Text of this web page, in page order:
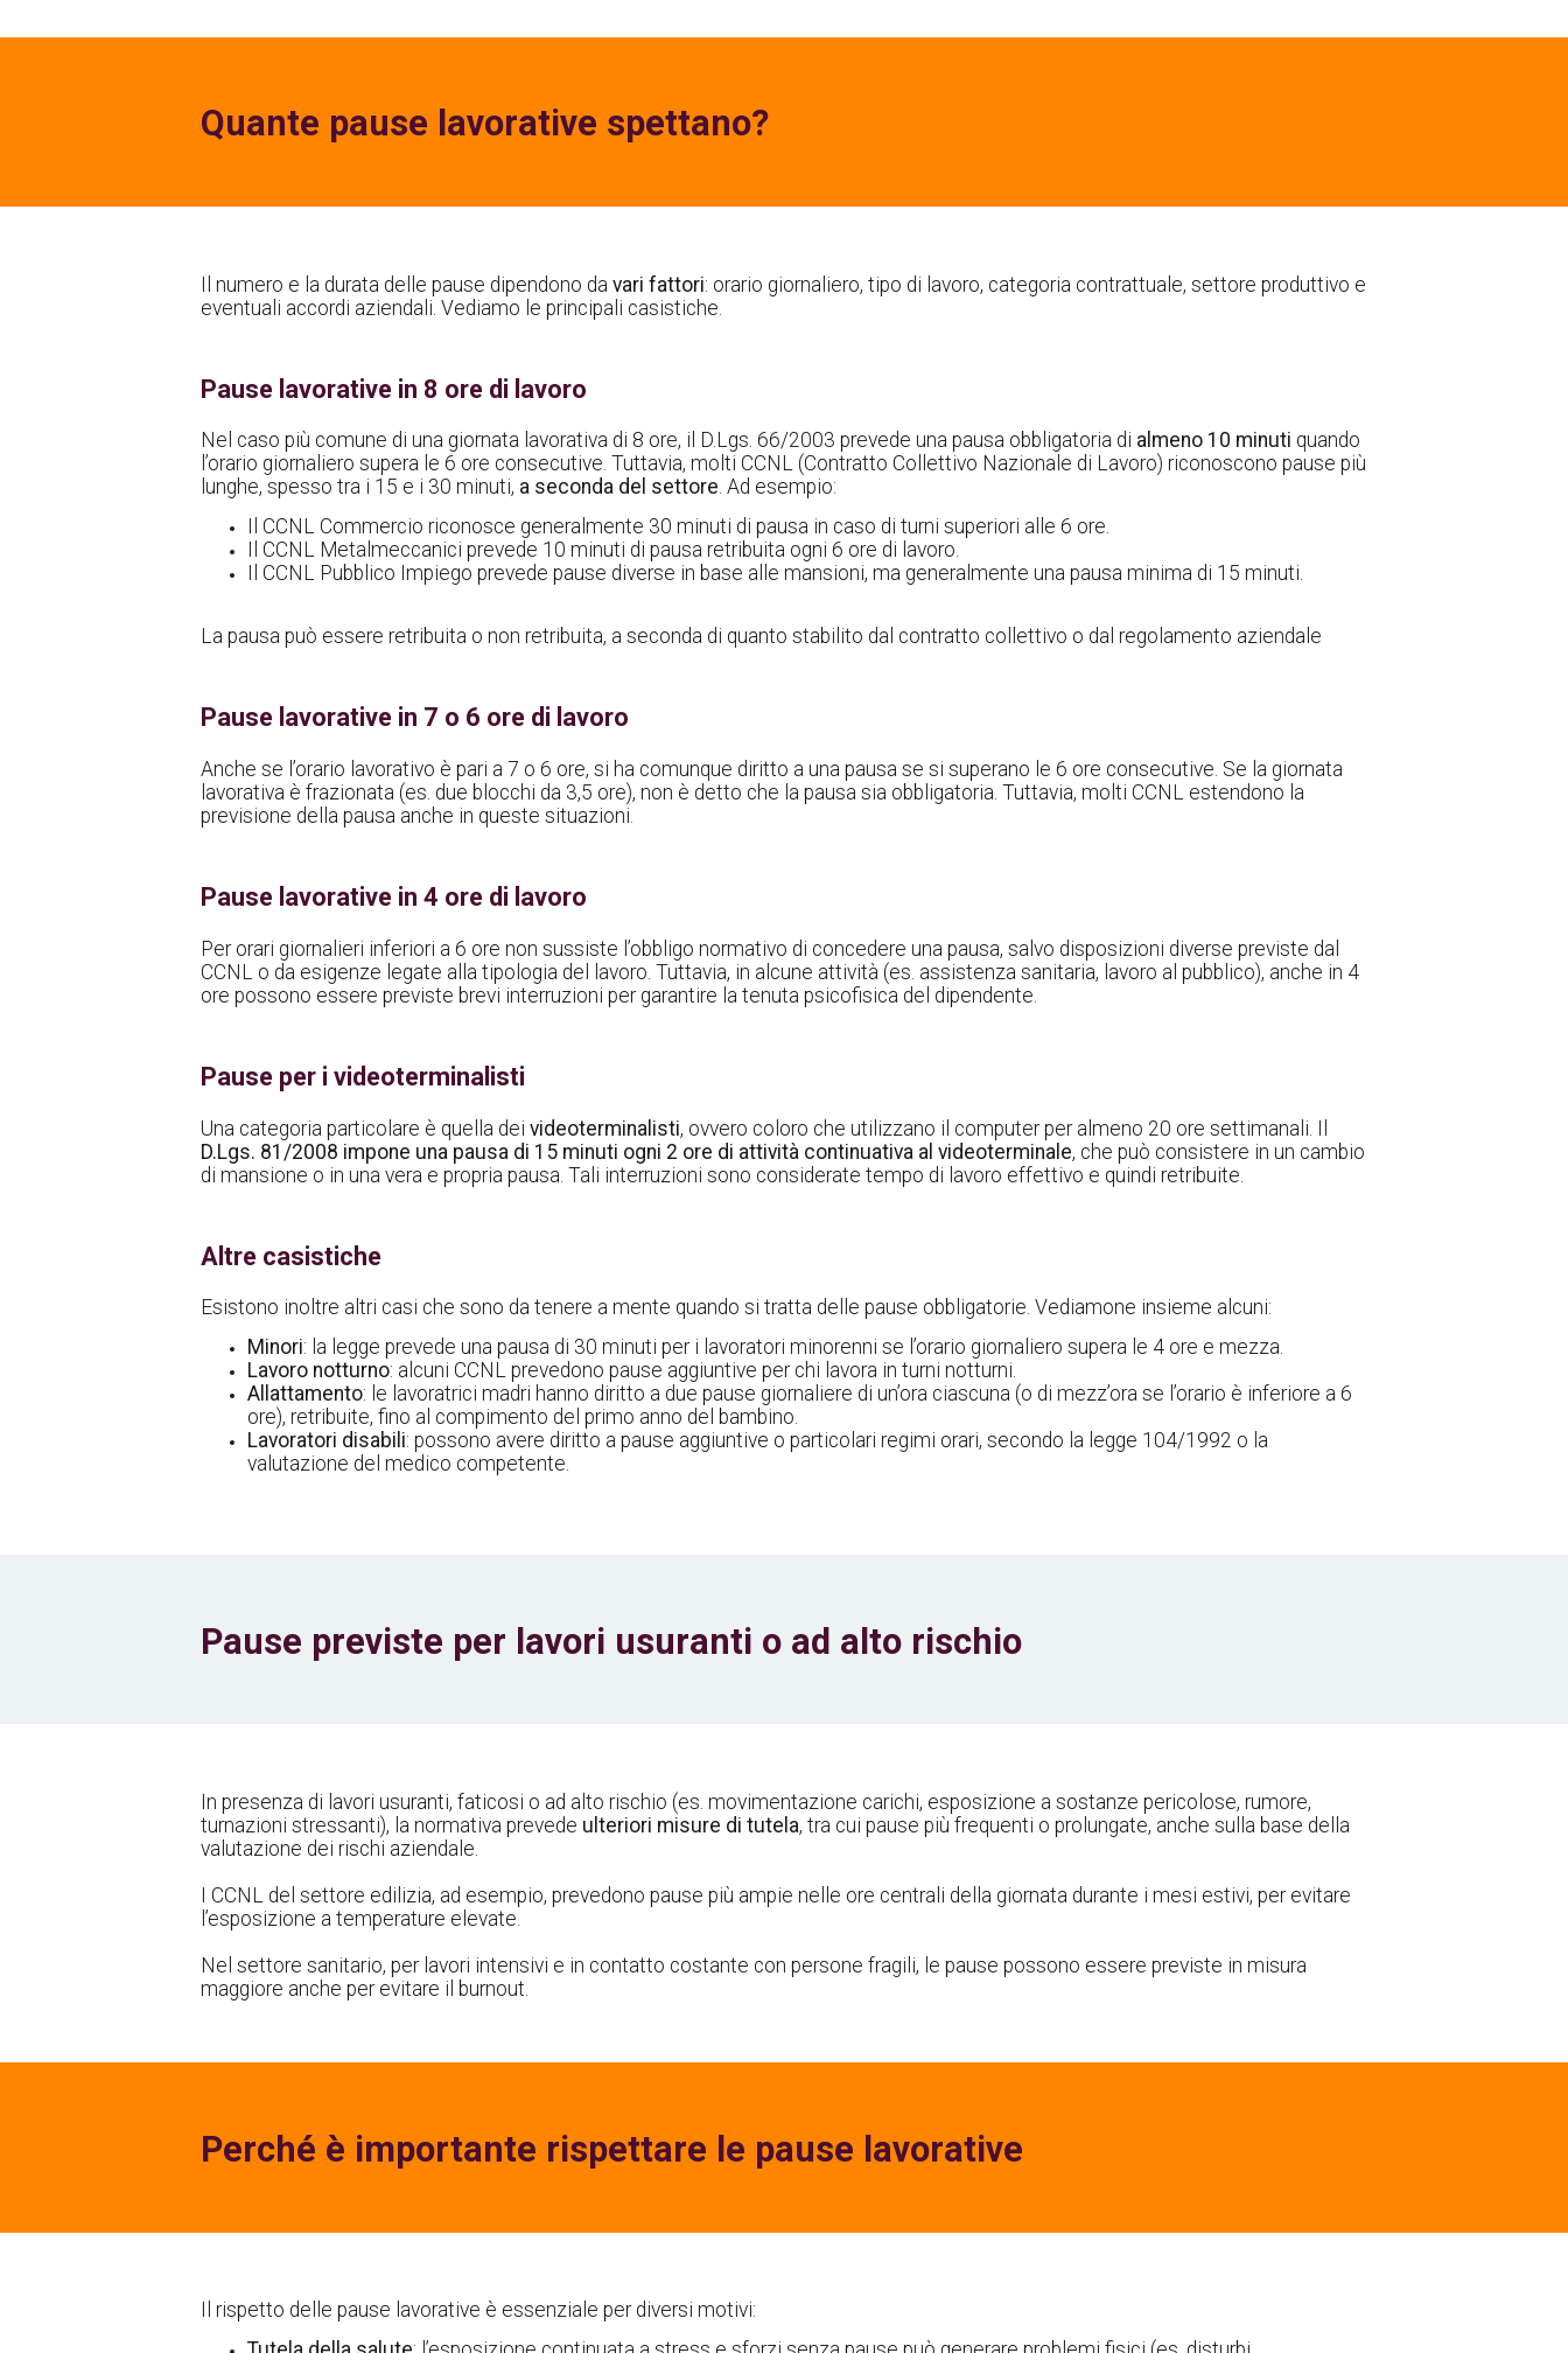
Quante pause lavorative spettano?
Il numero e la durata delle pause dipendono da vari fattori: orario giornaliero, tipo di lavoro, categoria contrattuale, settore produttivo e
eventuali accordi aziendali. Vediamo le principali casistiche.
Pause lavorative in 8 ore di lavoro
Nel caso più comune di una giornata lavorativa di 8 ore, il D.Lgs. 66/2003 prevede una pausa obbligatoria di almeno 10 minuti quando
l’orario giornaliero supera le 6 ore consecutive. Tuttavia, molti CCNL (Contratto Collettivo Nazionale di Lavoro) riconoscono pause più
lunghe, spesso tra i 15 e i 30 minuti, a seconda del settore. Ad esempio:
Il CCNL Commercio riconosce generalmente 30 minuti di pausa in caso di turni superiori alle 6 ore.
Il CCNL Metalmeccanici prevede 10 minuti di pausa retribuita ogni 6 ore di lavoro.
Il CCNL Pubblico Impiego prevede pause diverse in base alle mansioni, ma generalmente una pausa minima di 15 minuti.
La pausa può essere retribuita o non retribuita, a seconda di quanto stabilito dal contratto collettivo o dal regolamento aziendale
Pause lavorative in 7 o 6 ore di lavoro
Anche se l’orario lavorativo è pari a 7 o 6 ore, si ha comunque diritto a una pausa se si superano le 6 ore consecutive. Se la giornata
lavorativa è frazionata (es. due blocchi da 3,5 ore), non è detto che la pausa sia obbligatoria. Tuttavia, molti CCNL estendono la
previsione della pausa anche in queste situazioni.
Pause lavorative in 4 ore di lavoro
Per orari giornalieri inferiori a 6 ore non sussiste l’obbligo normativo di concedere una pausa, salvo disposizioni diverse previste dal
CCNL o da esigenze legate alla tipologia del lavoro. Tuttavia, in alcune attività (es. assistenza sanitaria, lavoro al pubblico), anche in 4
ore possono essere previste brevi interruzioni per garantire la tenuta psicofisica del dipendente.
Pause per i videoterminalisti
Una categoria particolare è quella dei videoterminalisti, ovvero coloro che utilizzano il computer per almeno 20 ore settimanali. Il
D.Lgs. 81/2008 impone una pausa di 15 minuti ogni 2 ore di attività continuativa al videoterminale, che può consistere in un cambio
di mansione o in una vera e propria pausa. Tali interruzioni sono considerate tempo di lavoro effettivo e quindi retribuite.
Altre casistiche
Esistono inoltre altri casi che sono da tenere a mente quando si tratta delle pause obbligatorie. Vediamone insieme alcuni:
Minori: la legge prevede una pausa di 30 minuti per i lavoratori minorenni se l’orario giornaliero supera le 4 ore e mezza.
Lavoro notturno: alcuni CCNL prevedono pause aggiuntive per chi lavora in turni notturni.
Allattamento: le lavoratrici madri hanno diritto a due pause giornaliere di un’ora ciascuna (o di mezz’ora se l’orario è inferiore a 6
ore), retribuite, fino al compimento del primo anno del bambino.
Lavoratori disabili: possono avere diritto a pause aggiuntive o particolari regimi orari, secondo la legge 104/1992 o la
valutazione del medico competente.
Pause previste per lavori usuranti o ad alto rischio
In presenza di lavori usuranti, faticosi o ad alto rischio (es. movimentazione carichi, esposizione a sostanze pericolose, rumore,
turnazioni stressanti), la normativa prevede ulteriori misure di tutela, tra cui pause più frequenti o prolungate, anche sulla base della
valutazione dei rischi aziendale.
I CCNL del settore edilizia, ad esempio, prevedono pause più ampie nelle ore centrali della giornata durante i mesi estivi, per evitare
l’esposizione a temperature elevate.
Nel settore sanitario, per lavori intensivi e in contatto costante con persone fragili, le pause possono essere previste in misura
maggiore anche per evitare il burnout.
Perché è importante rispettare le pause lavorative
Il rispetto delle pause lavorative è essenziale per diversi motivi: